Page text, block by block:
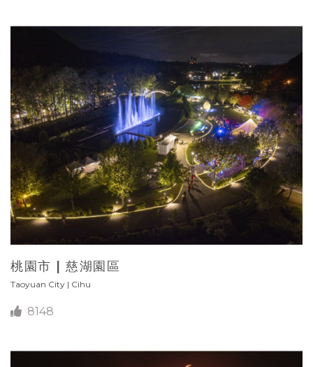
桃園市 | 慈湖園區
Taoyuan City | Cihu
8148